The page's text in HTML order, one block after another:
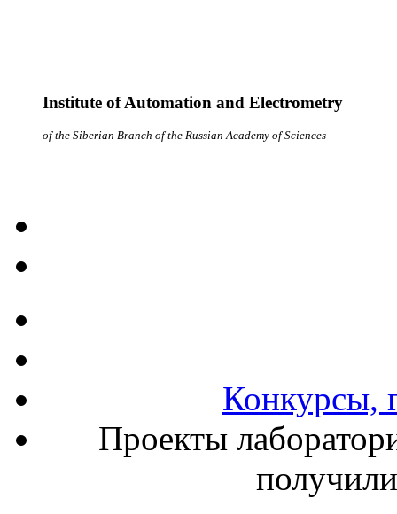
Institute of Automation and Electrometry
of the Siberian Branch of the Russian Academy of Sciences
Конкурсы,
Проекты